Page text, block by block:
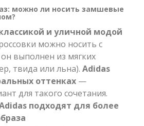
можно ли носить замшевые
и уличной модой
можно носить с
выполнен из мягких
твида или льна). Adidas
оттенках —
для такого сочетания.
подходят для более